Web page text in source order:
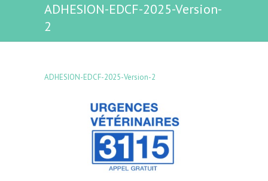
ADHESION-EDCF-2025-Version-
2
ADHESION-EDCF-2025-Version-2